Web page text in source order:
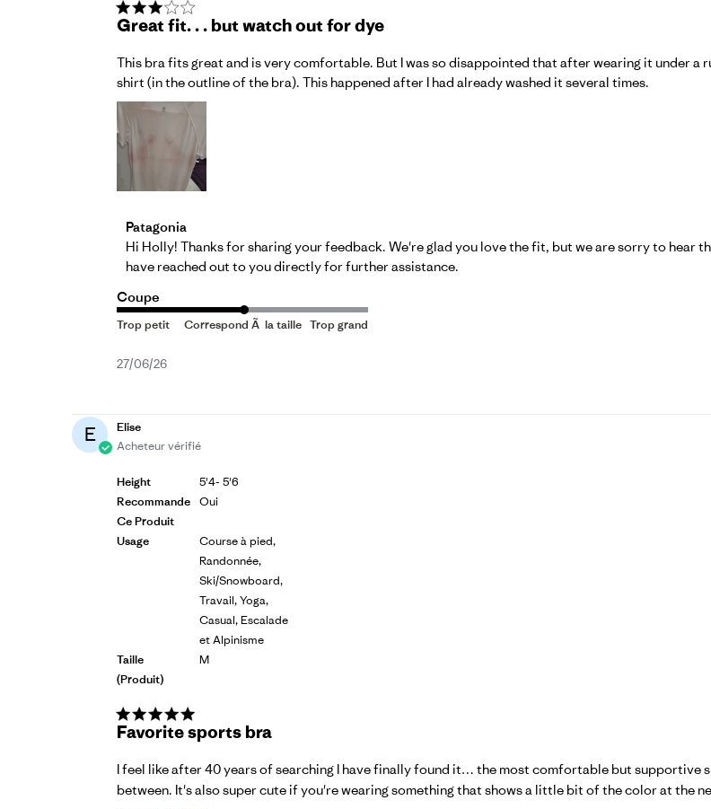
Great fit. . . but watch out for dye
This bra fits great and is very comfortable. But I was so disappointed that after wearing it under a
shirt (in the outline of the bra). This happened after I had already washed it several times.
Commentaires du propriétaire du magasin sur l'examen par Patagonia le Mon Jun 29
Patagonia
Hi Holly! Thanks for sharing your feedback. We're glad you love the fit, but we are sorry to
have reached out to you directly for further assistance.
Coupe
Date
27/06/26
E
Elise
Acheteur vérifié
Height
Recommande
Ce Produit
Usage
Taille
(produit)
5'4- 5'6
Oui
Course à pied,
Randonnée,
Ski/Snowboard,
Travail, Yoga,
Casual, Escalade
et Alpinisme
M
Favorite sports bra
I feel like after 40 years of searching I have finally found it… the most comfortable but supportive
between. It's also super cute if you're wearing something that shows a little bit of the color at the